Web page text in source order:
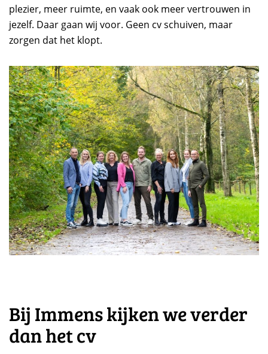
plezier, meer ruimte, en vaak ook meer vertrouwen in
jezelf. Daar gaan wij voor. Geen cv schuiven, maar
zorgen dat het klopt.
Bij Immens kijken we verder
dan het cv